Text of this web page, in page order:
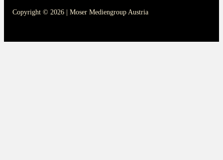
Copyright © 2026 | Moser Mediengroup Austria